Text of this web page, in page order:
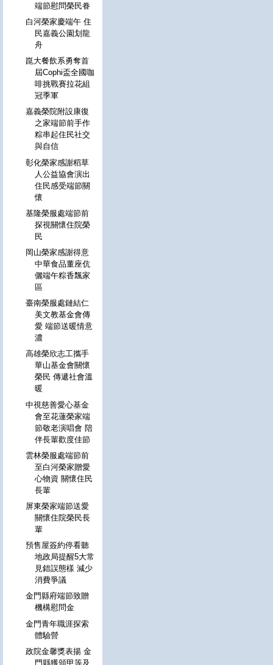
端節慰問榮民眷
白河榮家慶端午 住
民嘉義公園划龍
舟
崑大餐飲系勇奪首
屆Cophi盃全國咖
啡挑戰賽拉花組
冠季軍
嘉義榮院附設康復
之家端節前手作
粽串起住民社交
與自信
彰化榮家感謝稻草
人公益協會演出
住民感受端節關
懷
基隆榮服處端節前
探視關懷住院榮
民
岡山榮家感謝得意
中華食品董座伉
儷端午粽香飄家
區
臺南榮服處鏈結仁
美文教基金會傳
愛 端節送暖情意
濃
高雄榮欣志工攜手
華山基金會關懷
榮民 傳遞社會溫
暖
中視慈善愛心基金
會至花蓮榮家端
節敬老演唱會 陪
伴長輩歡度佳節
雲林榮服處端節前
至白河榮家贈愛
心物資 關懷住民
長輩
屏東榮家端節送愛
關懷住院榮民長
輩
預售屋簽約停看聽
地政局提醒5大常
見錯誤態樣 減少
消費爭議
金門縣府端節致贈
機構慰問金
金門青年職涯探索
體驗營
政院金馨獎表揚 金
門縣獲頒甲等及